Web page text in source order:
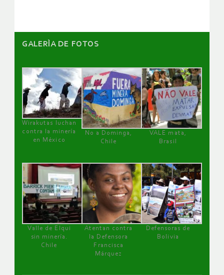
GALERÌA DE FOTOS
Wirakutas luchan
contra la minería
en México
No a Dominga,
Chile
VALE mata,
Brasil
Valle de Elqui
sin minería.
Chile
Atentan contra
la Defensora
Francisca
Márquez
Defensoras de
Bolivia